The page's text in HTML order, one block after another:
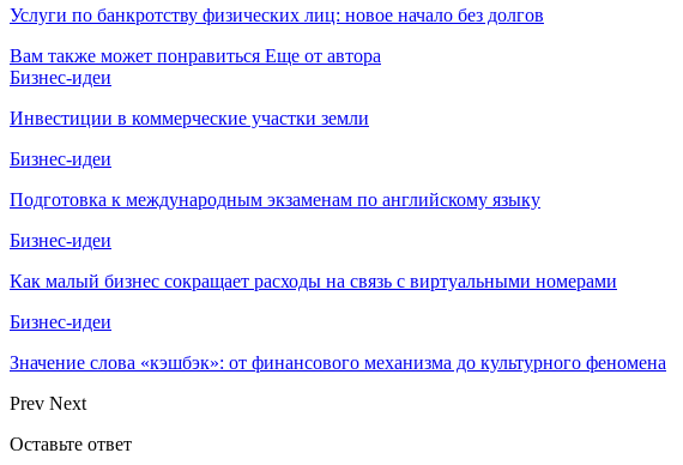
Услуги по банкротству физических лиц: новое начало без долгов
Вам также может понравиться Еще от автора
Бизнес-идеи
Инвестиции в коммерческие участки земли
Бизнес-идеи
Подготовка к международным экзаменам по английскому языку
Бизнес-идеи
Как малый бизнес сокращает расходы на связь с виртуальными номерами
Бизнес-идеи
Значение слова «кэшбэк»: от финансового механизма до культурного феномена
Prev Next
Оставьте ответ